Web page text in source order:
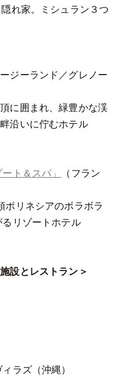
れ家。ミシュラン３つ
ージーランド／グレノー
に囲まれ、緑豊かな渓
沿いに佇むホテル
ト＆スパ」
（フラン
ポリネシアのボラボラ
リゾートホテル
設とレストラン＞
ラズ（沖縄）